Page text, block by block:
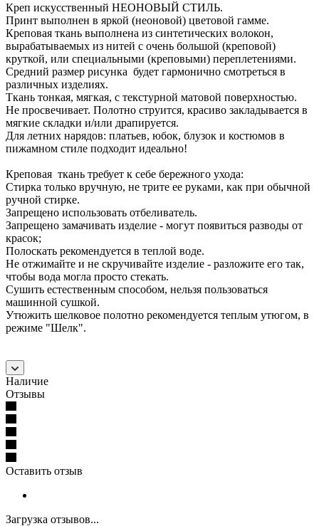
Креп искусственный НЕОНОВЫЙ СТИЛЬ.
Принт выполнен в яркой (неоновой) цветовой гамме.
Креповая ткань выполнена из синтетических волокон,
вырабатываемых из нитей с очень большой (креповой)
круткой, или специальными (креповыми) переплетениями.
Средний размер рисунка будет гармонично смотреться в
различных изделиях.
Ткань тонкая, мягкая, с текстурной матовой поверхностью.
Не просвечивает. Полотно струится, красиво закладывается в
мягкие складки и/или драпируется.
Для летних нарядов: платьев, юбок, блузок и костюмов в
пижамном стиле подходит идеально!
Креповая ткань требует к себе бережного ухода:
Стирка только вручную, не трите ее руками, как при обычной
ручной стирке.
Запрещено использовать отбеливатель.
Запрещено замачивать изделие - могут появиться разводы от
красок;
Полоскать рекомендуется в теплой воде.
Не отжимайте и не скручивайте изделие - разложите его так,
чтобы вода могла просто стекать.
Сушить естественным способом, нельзя пользоваться
машинной сушкой.
Утюжить шелковое полотно рекомендуется теплым утюгом, в
режиме "Шелк".
Наличие
Отзывы
Оставить отзыв
Загрузка отзывов...